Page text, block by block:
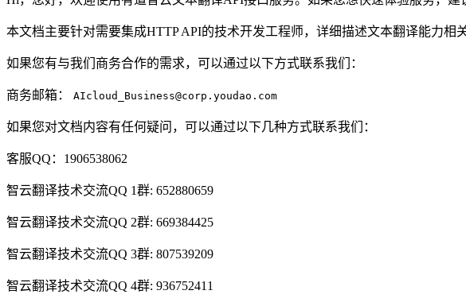
本文档主要针对需要集成HTTP API的技术开发工程师，详细描述文本翻译能力相
如果您有与我们商务合作的需求，可以通过以下方式联系我们：
商务邮箱： AIcloud_Business@corp.youdao.com
如果您对文档内容有任何疑问，可以通过以下几种方式联系我们：
客服QQ：1906538062
智云翻译技术交流QQ 1群: 652880659
智云翻译技术交流QQ 2群: 669384425
智云翻译技术交流QQ 3群: 807539209
智云翻译技术交流QQ 4群: 936752411